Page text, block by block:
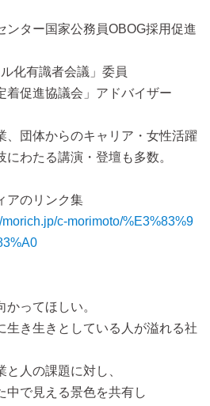
ンター国家公務員OBOG採用促進
化有識者会議」委員
着促進協議会」アドバイザー
、団体からのキャリア・女性活躍
わたる講演・登壇も多数。
c-morimoto/%E3%83%9
ってほしい。
生き生きとしている人が溢れる社
人の課題に対し、
中で見える景色を共有し